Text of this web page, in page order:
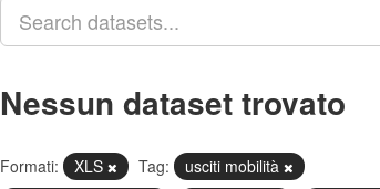
Nessun dataset trovato
Formati: XLS Tag:
usciti mobilità